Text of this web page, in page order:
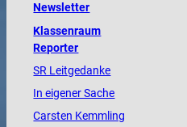
Newsletter
Klassenraum
Reporter
SR Leitgedanke
In eigener Sache
Carsten Kemmling